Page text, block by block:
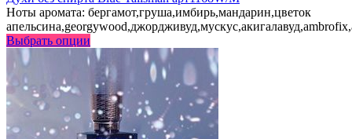
Ноты аромата: бергамот,груша,имбирь,мандарин,цветок
Выбрать опции